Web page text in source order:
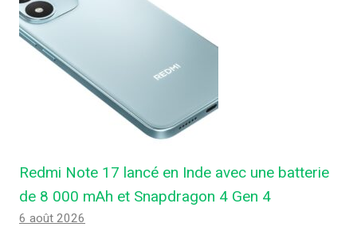
Redmi Note 17 lancé en Inde avec une batterie
de 8 000 mAh et Snapdragon 4 Gen 4
6 août 2026